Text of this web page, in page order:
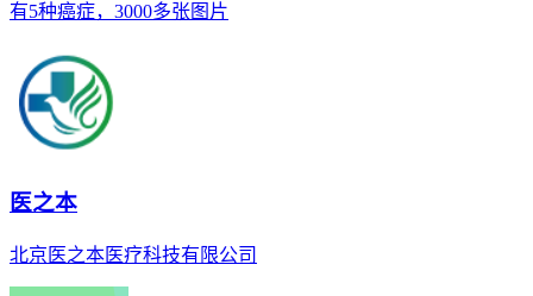
有5种癌症，3000多张图片
医之本
北京医之本医疗科技有限公司